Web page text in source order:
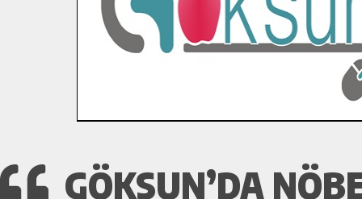
Bertiz’in Yeni Köprüsünde Sona Doğru.
GÖKSUN’DA